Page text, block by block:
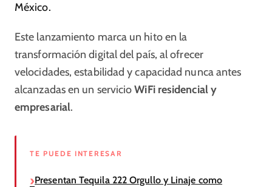
México.
Este lanzamiento marca un hito en la
transformación digital del país, al ofrecer
velocidades, estabilidad y capacidad nunca antes
alcanzadas en un servicioWiFi residencial y
empresarial.
TE PUEDE INTERESAR
Presentan Tequila 222 Orgullo y Linaje como